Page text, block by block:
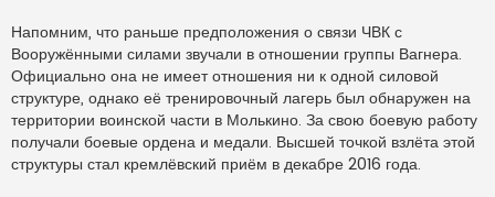
Напомним, что раньше предположения о связи ЧВК с
Вооружёнными силами звучали в отношении группы Вагнера.
Официально она не имеет отношения ни к одной силовой
структуре, однако её тренировочный лагерь был обнаружен на
территории воинской части в Молькино. За свою боевую работу
получали боевые ордена и медали. Высшей точкой взлёта этой
структуры стал кремлёвский приём в декабре 2016 года.